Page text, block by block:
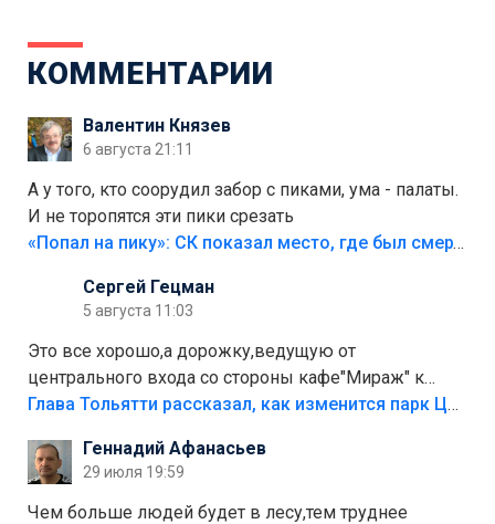
КОММЕНТАРИИ
Валентин Князев
6 августа 21:11
А у того, кто соорудил забор с пиками, ума - палаты.
И не торопятся эти пики срезать
«Попал на пику»: СК показал место, где был смертельно травмирован ребенок в Тольятти
Сергей Гецман
5 августа 11:03
Это все хорошо,а дорожку,ведущую от
центрального входа со стороны кафе"Мираж" к
аттракционам слабо доделать?А то бордюры
лежала в парке и испортилась.Да еще,видимо,часть
украли.
Глава Тольятти рассказал, как изменится парк Центрального района
Геннадий Афанасьев
29 июля 19:59
Чем больше людей будет в лесу,тем труднее